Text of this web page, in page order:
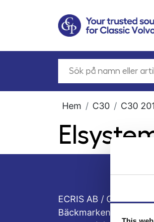
Hem C30 C30
ECRIS AB / GCP
Bäckmarken, 555 92